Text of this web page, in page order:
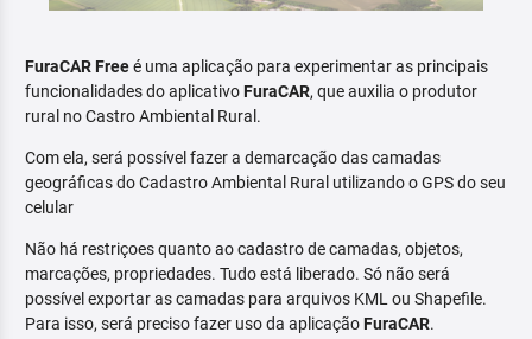
FuraCAR Freeé uma aplicação para experimentar as principais
funcionalidades do aplicativoFuraCAR, que auxilia o produtor
rural no Castro Ambiental Rural.
Com ela, será possível fazer a demarcação das camadas
geográficas do Cadastro Ambiental Rural utilizando o GPS do seu
celular
Não há restriçoes quanto ao cadastro de camadas, objetos,
marcações, propriedades. Tudo está liberado. Só não será
possível exportar as camadas para arquivos KML ou Shapefile.
Para isso, será preciso fazer uso da aplicaçãoFuraCAR.